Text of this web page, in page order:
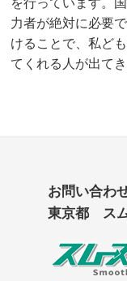
力者が絶対に必要
けることで、私ど
てくれる人が出て
お問い合わ
東京都 ス